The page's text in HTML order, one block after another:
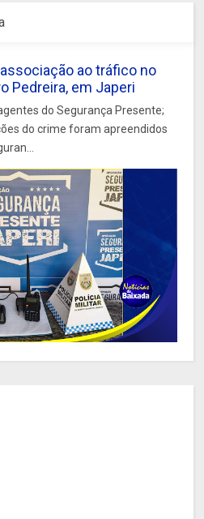
ao tráfico no
Pedreira, em Japeri
do Segurança Presente;
do crime foram apreendidos